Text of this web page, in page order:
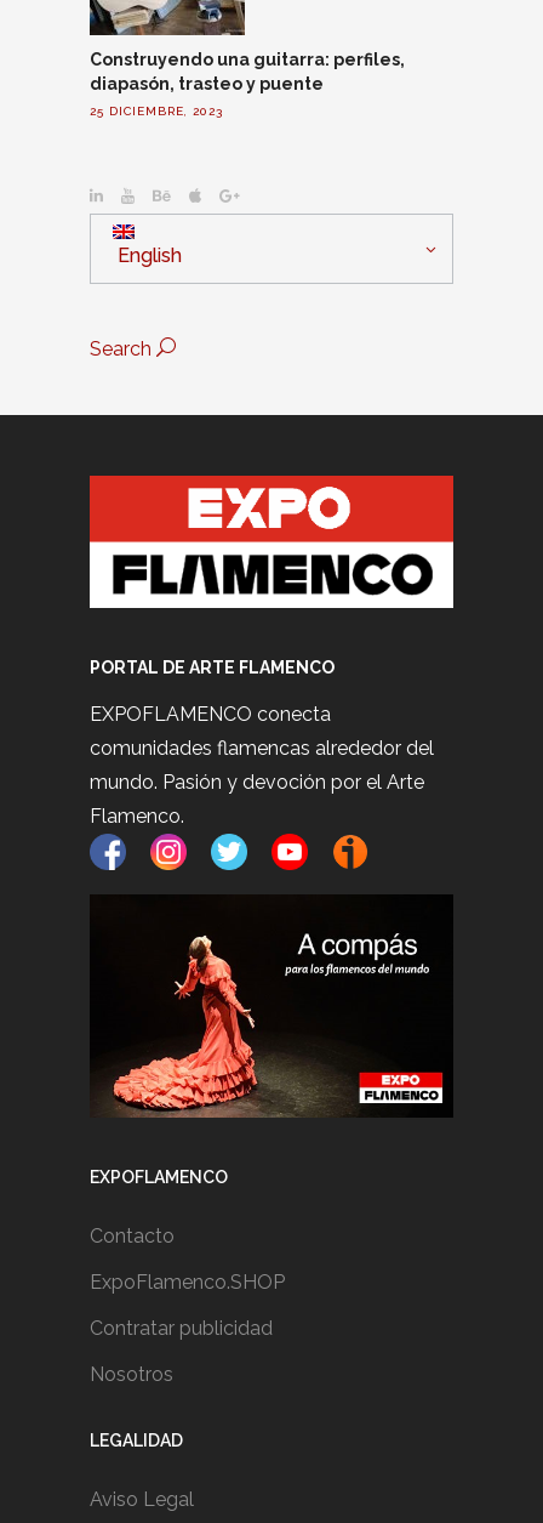
Construyendo una guitarra: perfiles,
diapasón, trasteo y puente
25 DICIEMBRE, 2023
English
Search
PORTAL DE ARTE FLAMENCO
EXPOFLAMENCO conecta
comunidades flamencas alrededor del
mundo. Pasión y devoción por el Arte
Flamenco.
EXPOFLAMENCO
Contacto
ExpoFlamenco.SHOP
Contratar publicidad
Nosotros
LEGALIDAD
Aviso Legal